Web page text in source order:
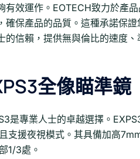
有效運作。EOTECH致力於產
確保產品的品質。這種承諾保
信賴，提供無與倫比的速度、
全像瞄準鏡
是專業人士的卓越選擇。
支援夜視模式。其具備加高
1/3處。